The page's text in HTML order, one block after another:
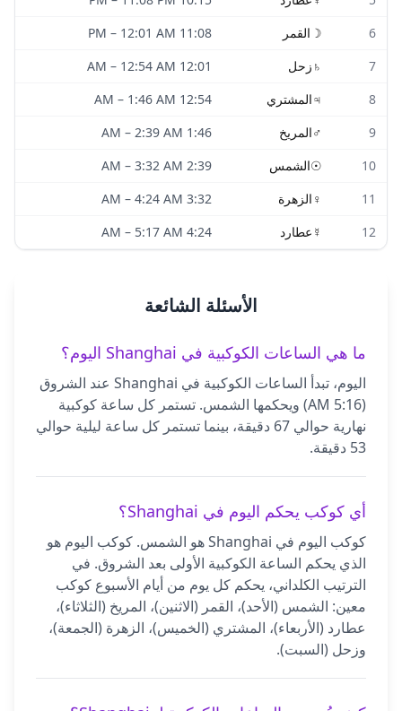
6
☽ القمر 11:08 PM
– 12:01 AM
7
♄ زحل 12:01 AM
– 12:54 AM
8
♃المشتري 12:54 AM
– 1:46 AM
9
♂المريخ 1:46 AM
– 2:39 AM
10
☉الشمس 2:39 AM
– 3:32 AM
11
♀ الزهرة 3:32 AM
– 4:24 AM
12
☿ عطارد 4:24 AM
– 5:17 AM
الأسئلة الشائعة
ما هي الساعات الكوكبية في Shanghai اليوم؟
اليوم، تبدأ الساعات الكوكبية في Shanghai عند الشروق
(5:16 AM) ويحكمها الشمس. تستمر كل ساعة كوكبية
نهارية حوالي 67 دقيقة، بينما تستمر كل ساعة ليلية حوالي
53 دقيقة.
أي كوكب يحكم اليوم في Shanghai؟
كوكب اليوم في Shanghai هو الشمس. كوكب اليوم هو
الذي يحكم الساعة الكوكبية الأولى بعد الشروق. في
الترتيب الكلداني، يحكم كل يوم من أيام الأسبوع كوكب
معين: الشمس (الأحد)، القمر (الاثنين)، المريخ (الثلاثاء)،
عطارد (الأربعاء)، المشتري (الخميس)، الزهرة (الجمعة)،
وزحل (السبت).